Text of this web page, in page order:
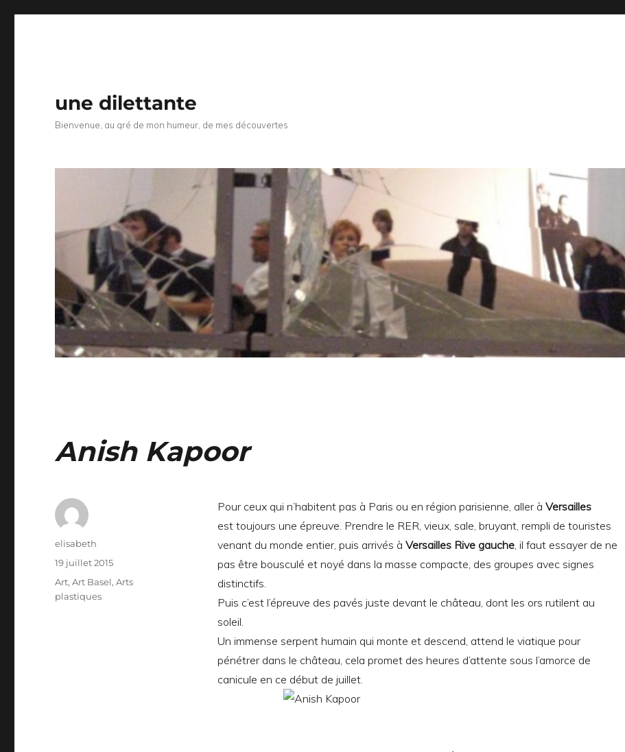
une dilettante
Bienvenue, au gré de mon humeur, de mes découvertes
Anish Kapoor
Pour ceux qui n’habitent pas à Paris ou en région parisienne, aller à Versailles
est toujours une épreuve. Prendre le RER, vieux, sale, bruyant, rempli de touristes
venant du monde entier, puis arrivés à Versailles Rive gauche, il faut essayer de ne
pas être bousculé et noyé dans la masse compacte, des groupes avec signes
distinctifs.
Puis c’est l’épreuve des pavés juste devant le château, dont les ors rutilent au
soleil.
Un immense serpent humain qui monte et descend, attend le viatique pour
pénétrer dans le château, cela promet des heures d’attente sous l’amorce de
canicule en ce début de juillet.
Auteur
elisabeth
Publié
19 juillet 2015
Catégories
Art,Art Basel,Arts
plastiques